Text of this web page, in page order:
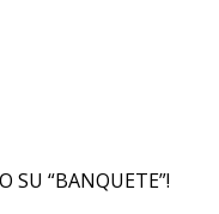
SU “BANQUETE”!